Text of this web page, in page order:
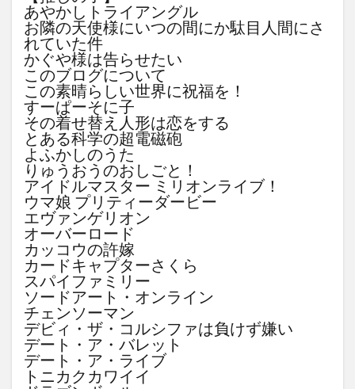
あやかしトライアングル
お隣の天使様にいつの間にか駄目人間にさ
れていた件
かぐや様は告らせたい
このブログについて
この素晴らしい世界に祝福を！
すーぱーそに子
その着せ替え人形は恋をする
とある科学の超電磁砲
よふかしのうた
りゅうおうのおしごと！
アイドルマスター ミリオンライブ！
ウマ娘 プリティーダービー
エヴァンゲリオン
オーバーロード
カッコウの許嫁
カードキャプターさくら
スパイファミリー
ソードアート・オンライン
チェンソーマン
デビィ・ザ・コルシファは負けず嫌い
デート・ア・バレット
デート・ア・ライブ
トニカクカワイイ